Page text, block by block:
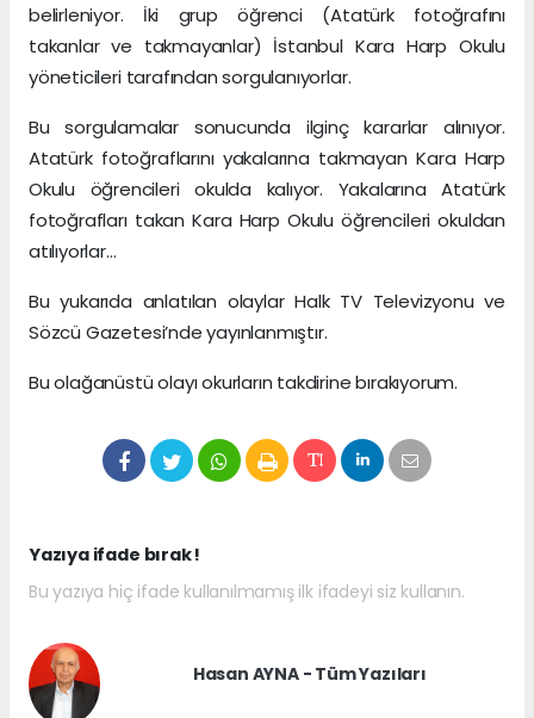
belirleniyor. İki grup öğrenci (Atatürk fotoğrafını
takanlar ve takmayanlar) İstanbul Kara Harp Okulu
yöneticileri tarafından sorgulanıyorlar.
Bu sorgulamalar sonucunda ilginç kararlar alınıyor.
Atatürk fotoğraflarını yakalarına takmayan Kara Harp
Okulu öğrencileri okulda kalıyor. Yakalarına Atatürk
fotoğrafları takan Kara Harp Okulu öğrencileri okuldan
atılıyorlar…
Bu yukarıda anlatılan olaylar Halk TV Televizyonu ve
Sözcü Gazetesi’nde yayınlanmıştır.
Bu olağanüstü olayı okurların takdirine bırakıyorum.
Yazıya ifade bırak !
Bu yazıya hiç ifade kullanılmamış ilk ifadeyi siz kullanın.
Hasan AYNA - Tüm Yazıları